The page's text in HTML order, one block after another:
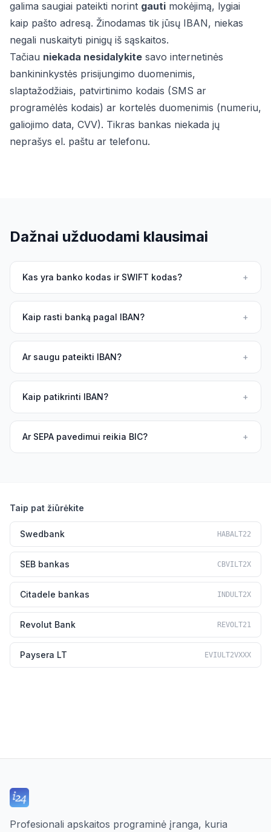
galima saugiai pateikti norint gauti mokėjimą, lygiai
kaip pašto adresą. Žinodamas tik jūsų IBAN, niekas
negali nuskaityti pinigų iš sąskaitos.
Tačiau niekada nesidalykite savo internetinės
bankininkystės prisijungimo duomenimis,
slaptažodžiais, patvirtinimo kodais (SMS ar
programėlės kodais) ar kortelės duomenimis (numeriu,
galiojimo data, CVV). Tikras bankas niekada jų
neprašys el. paštu ar telefonu.
Dažnai užduodami klausimai
Kas yra banko kodas ir SWIFT kodas? +
Kaip rasti banką pagal IBAN? +
Ar saugu pateikti IBAN? +
Kaip patikrinti IBAN? +
Ar SEPA pavedimui reikia BIC? +
Taip pat žiūrėkite
Swedbank HABALT22
SEB bankas CBVILT2X
Citadele bankas INDULT2X
Revolut Bank REVOLT21
Paysera LT EVIULT2VXXX
Profesionali apskaitos programinė įranga, kuria